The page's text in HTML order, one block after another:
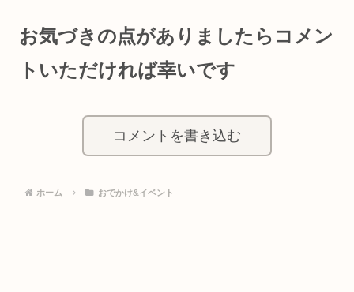
お気づきの点がありましたらコメン
トいただければ幸いです
コメントを書き込む
ホーム おでかけ&イベント